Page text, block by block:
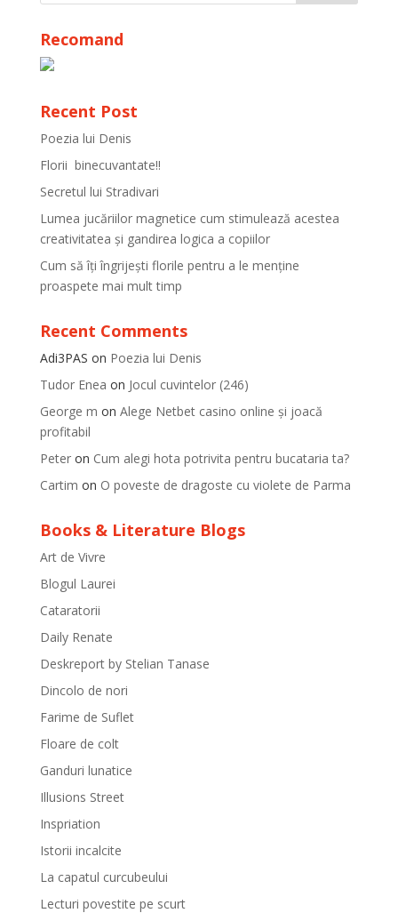
Recomand
Recent Post
Poezia lui Denis
Florii binecuvantate!!
Secretul lui Stradivari
Lumea jucăriilor magnetice cum stimulează acestea
creativitatea și gandirea logica a copiilor
Cum să îți îngrijești florile pentru a le menține
proaspete mai mult timp
Recent Comments
Adi3PAS on Poezia lui Denis
Tudor Enea on Jocul cuvintelor (246)
George m on Alege Netbet casino online și joacă
profitabil
Peteron Cum alegi hota potrivita pentru bucataria ta?
Cartim on O poveste de dragoste cu violete de Parma
Books & Literature Blogs
Art de Vivre
Blogul Laurei
Cataratorii
Daily Renate
Deskreport by Stelian Tanase
Dincolo de nori
Farime de Suflet
Floare de colt
Ganduri lunatice
Illusions Street
Inspriation
Istorii incalcite
La capatul curcubeului
Lecturi povestite pe scurt